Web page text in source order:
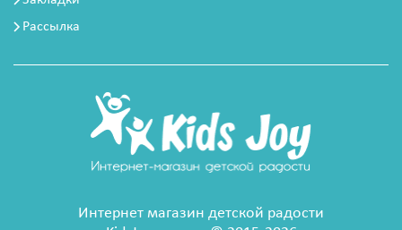
Рассылка
Интернет магазин детской радости